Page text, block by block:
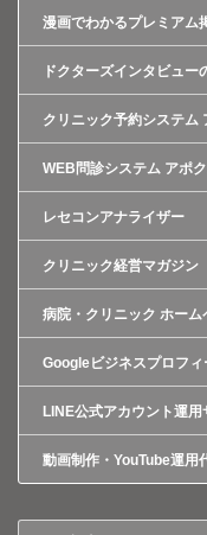
漫画でわかるプレミアム
ドクターズインタビュー
クリニック予約システム
WEB問診システム アポ
レセコンアナライザー
クリニック経営マガジン
病院・クリニック ホーム
Googleビジネスプロフィ
LINE公式アカウント運用
動画制作・YouTube運用